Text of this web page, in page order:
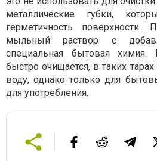
металлические губки,
герметичность поверхности.
мыльный раствор с
специальная бытовая химия.
быстро очищается, в таких
воду, однако только для
для употребления.